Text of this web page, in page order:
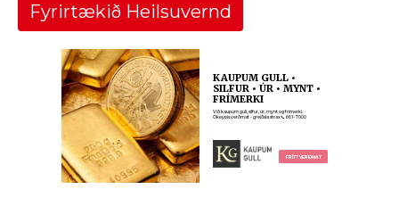
Fyrirtækið Heilsuvernd